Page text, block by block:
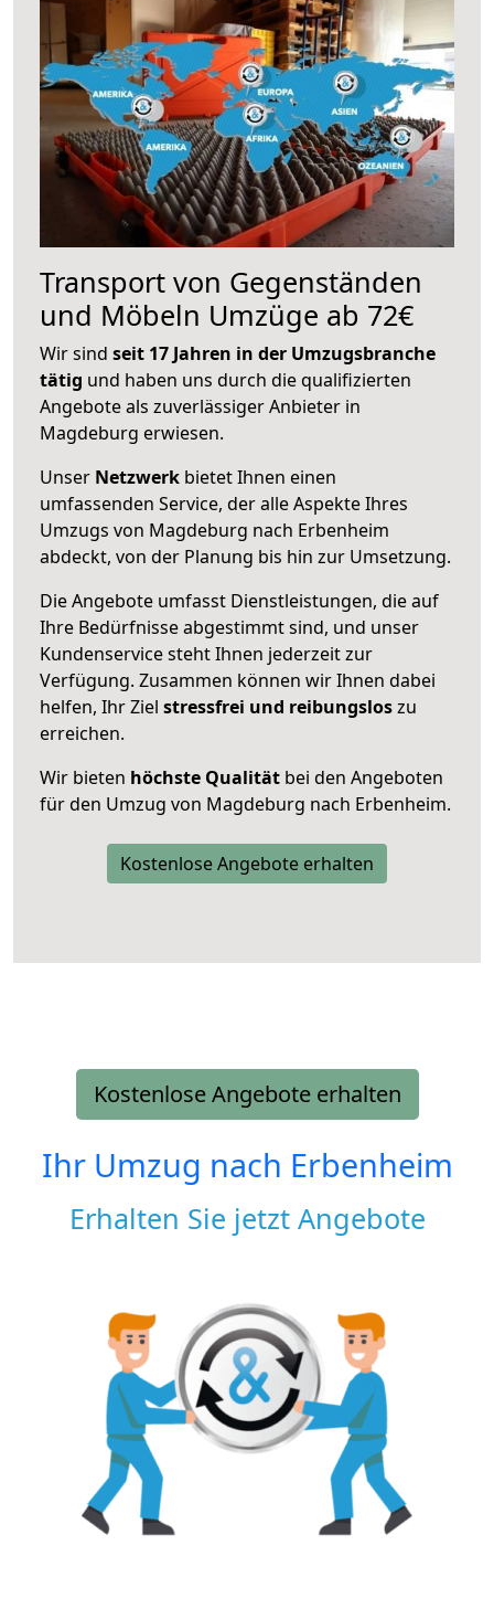
Transport von Gegenständen
und Möbeln Umzüge ab 72€
Wir sind seit 17 Jahren in der Umzugsbranche
tätig und haben uns durch die qualifizierten
Angebote als zuverlässiger Anbieter in
Magdeburg erwiesen.
Unser Netzwerk bietet Ihnen einen
umfassenden Service, der alle Aspekte Ihres
Umzugs von Magdeburg nach Erbenheim
abdeckt, von der Planung bis hin zur Umsetzung.
Die Angebote umfasst Dienstleistungen, die auf
Ihre Bedürfnisse abgestimmt sind, und unser
Kundenservice steht Ihnen jederzeit zur
Verfügung. Zusammen können wir Ihnen dabei
helfen, Ihr Ziel stressfrei und reibungsloszu
erreichen.
Wir bieten höchste Qualität bei den Angeboten
für den Umzug von Magdeburg nach Erbenheim.
Kostenlose Angebote erhalten
Kostenlose Angebote erhalten
Ihr Umzug nach Erbenheim
Erhalten Sie jetzt Angebote